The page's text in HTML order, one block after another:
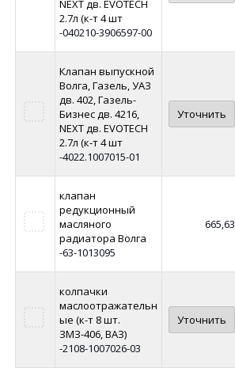
NEXT дв. EVOTECH
2.7л (к-т 4 шт
-040210-3906597-00
Клапан выпускной
Волга, Газель, УАЗ
дв. 402, Газель-
Бизнес дв. 4216,
NEXT дв. EVOTECH
2.7л (к-т 4 шт
-4022.1007015-01
Уточнить
клапан
редукционный
масляного
радиатора Волга
-63-1013095
665,63
колпачки
маслоотражательн
ые (к-т 8 шт.
ЗМЗ-406, ВАЗ)
-2108-1007026-03
Уточнить